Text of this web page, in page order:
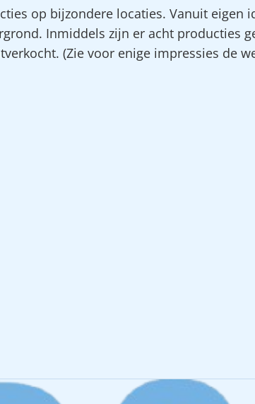
op bijzondere locaties. Vanuit eigen
Inmiddels zijn er acht producties
(Zie voor enige impressies de